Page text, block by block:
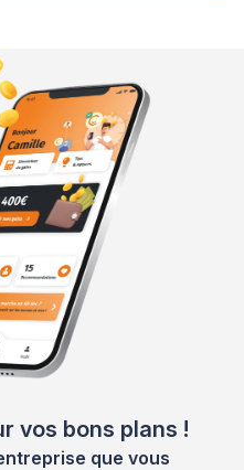
vos bons plans !
que vous